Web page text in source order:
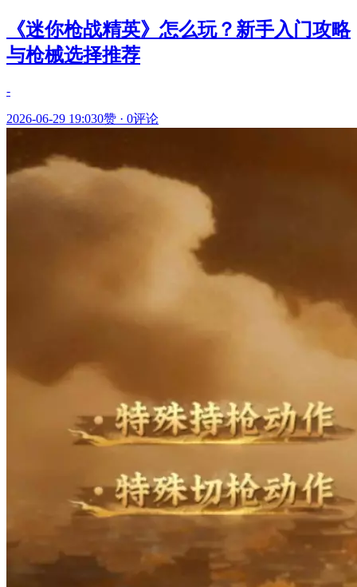
《迷你枪战精英》怎么玩？新手入门攻略
与枪械选择推荐
-
2026-06-29 19:030赞 · 0评论